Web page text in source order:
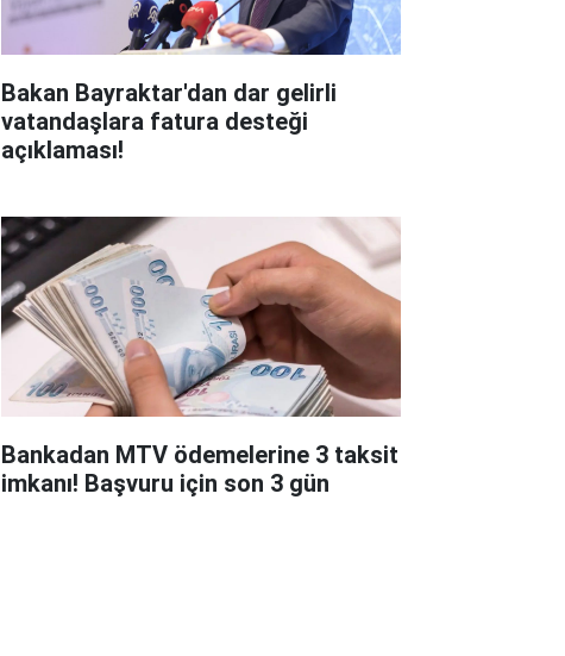
Bakan Bayraktar'dan dar gelirli
vatandaşlara fatura desteği
açıklaması!
Bankadan MTV ödemelerine 3 taksit
imkanı! Başvuru için son 3 gün